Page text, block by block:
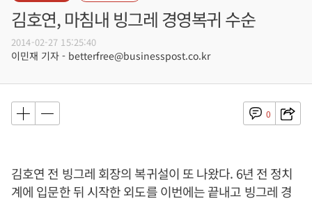
김호연, 마침내 빙그레 경영복귀 수순
2014-02-27 15:25:40
이민재 기자 - betterfree@businesspost.co.kr
0
김호연 전 빙그레 회장의 복귀설이 또 나왔다. 6년 전 정치
계에 입문한 뒤 시작한 외도를 이번에는 끝내고 빙그레 경